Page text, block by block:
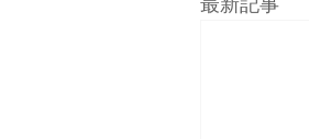
最新記事